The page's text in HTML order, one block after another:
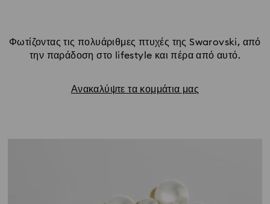
Φωτίζοντας τις πολυάριθμες πτυχές της Swarovski, από
την παράδοση στο lifestyle και πέρα από αυτό.
Ανακαλύψτε τα κομμάτια μας